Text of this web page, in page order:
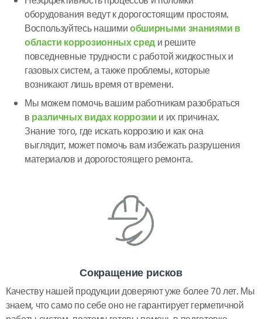
оборудования ведут к дорогостоящим простоям.
Воспользуйтесь нашимиобширными знаниями в
области коррозионных сред и решите
повседневные трудности с работой жидкостных и
газовых систем, а также проблемы, которые
возникают лишь время от времени.
Мы можем помочь вашим работникам разобраться
в различных видах коррозии и их причинах.
Знание того, где искать коррозию и как она
выглядит, может помочь вам избежать разрушения
материалов и дорогостоящего ремонта.
Сокращение рисков
Качеству нашей продукции доверяют уже более 70 лет. Мы
знаем, что само по себе оно не гарантирует герметичной